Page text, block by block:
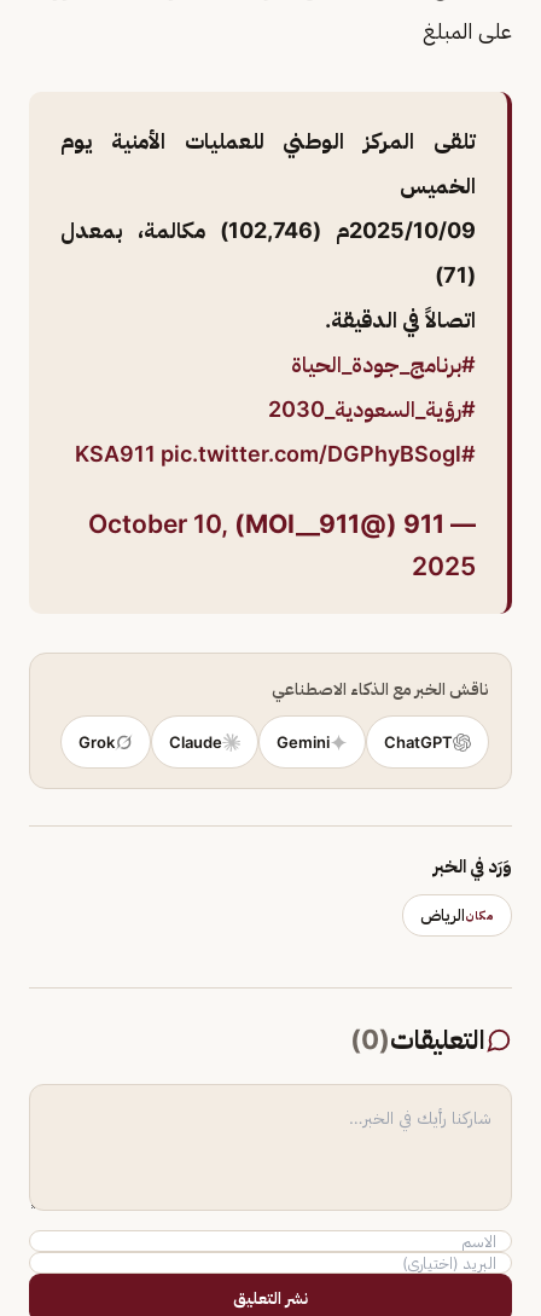
على المبلغ
تلقى ⁧المركز الوطني للعمليات الأمنية⁩ يوم
الخميس
2025/10/09م (102,746) مكالمة، بمعدل
(71)
اتصالاً في الدقيقة.
#برنامج_جودة_الحياة
#رؤية_السعودية_2030
#KSA911
pic.twitter.com/DGPhyBSogl
— 911 (@MOI__911)
October 10,
2025
ناقش الخبر مع الذكاء الاصطناعي
ChatGPT
Gemini
Claude
Grok
وَرَد في الخبر
مكانالرياض
التعليقات(
0
)
نشر التعليق